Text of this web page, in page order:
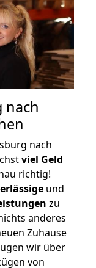
nach
nach
viel Geld
richtig!
und
zu
anderes
Zuhause
wir über
von